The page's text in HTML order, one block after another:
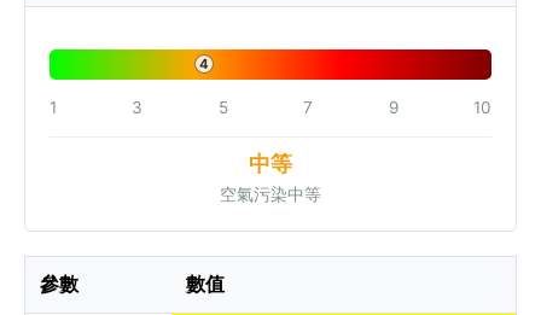
4
1 3 5 7 9 10
中等
空氣污染中等
參數 數值